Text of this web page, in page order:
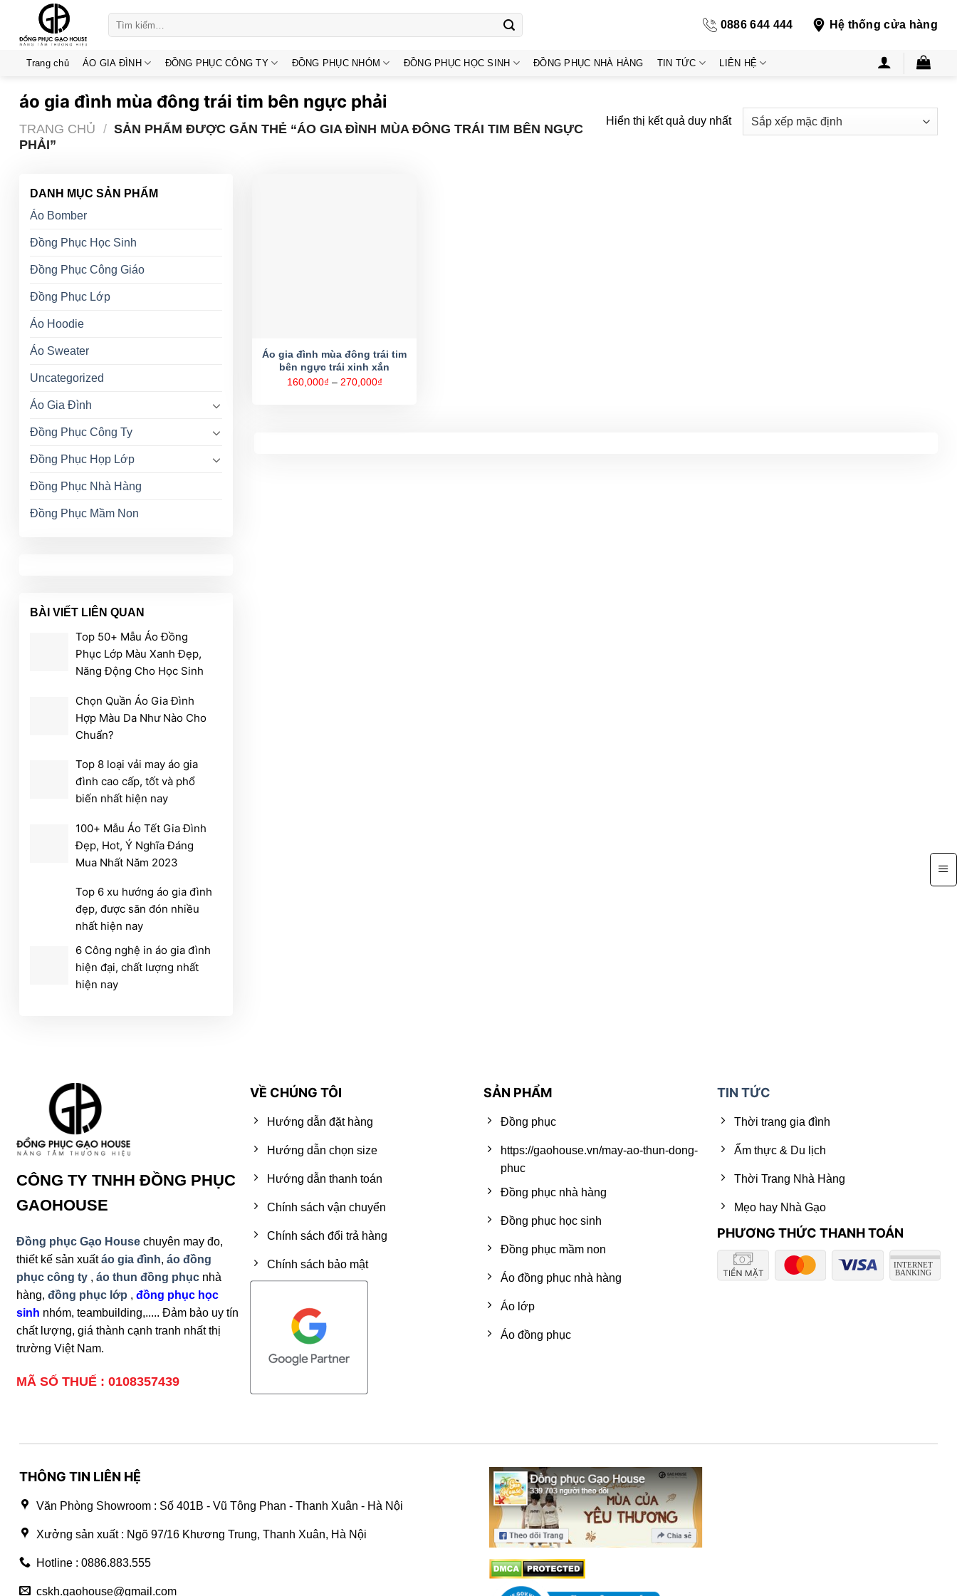
content
0886 644 444 Hệ thống cửa hàng
Trang chủ ÁO GIA ĐÌNH ĐỒNG PHỤC CÔNG TY ĐỒNG PHỤC NHÓM ĐỒNG PHỤC HỌC SINH ĐỒNG PHỤC NHÀ HÀNG TIN TỨC LIÊN HỆ
áo gia đình mùa đông trái tim bên ngực phải
TRANG CHỦ / SẢN PHẨM ĐƯỢC GẮN THẺ “ÁO GIA ĐÌNH MÙA ĐÔNG TRÁI TIM BÊN NGỰC
PHẢI”
Hiển thị kết quả duy nhất
DANH MỤC SẢN PHẨM
Áo Bomber
Đồng Phục Học Sinh
Đồng Phục Công Giáo
Đồng Phục Lớp
Áo Hoodie
Áo Sweater
Uncategorized
Áo Gia Đình
Đồng Phục Công Ty
Đồng Phục Họp Lớp
Đồng Phục Nhà Hàng
Đồng Phục Mầm Non
BÀI VIẾT LIÊN QUAN
Top 50+ Mẫu Áo Đồng
Phục Lớp Màu Xanh Đẹp,
Năng Động Cho Học Sinh
Chọn Quần Áo Gia Đình
Hợp Màu Da Như Nào Cho
Chuẩn?
Top 8 loại vải may áo gia
đình cao cấp, tốt và phổ
biến nhất hiện nay
100+ Mẫu Áo Tết Gia Đình
Đẹp, Hot, Ý Nghĩa Đáng
Mua Nhất Năm 2023
Top 6 xu hướng áo gia đình
đẹp, được săn đón nhiều
nhất hiện nay
6 Công nghệ in áo gia đình
hiện đại, chất lượng nhất
hiện nay
Áo gia đình mùa đông trái tim
bên ngực trái xinh xắn
160,000₫ – 270,000₫Khoảng
CÔNG TY TNHH ĐỒNG PHỤC
GAOHOUSE
Đồng phục Gạo Housechuyên may đo,
thiết kế sản xuấtáo gia đình, áo đồng
phục công ty, áo thun đồng phụcnhà
hàng, đồng phục lớp , đồng phục học
sinh nhóm, teambuilding,..... Đảm bảo uy tín
chất lượng, giá thành cạnh tranh nhất thị
trường Việt Nam.
MÃ SỐ THUẾ : 0108357439
VỀ CHÚNG TÔI
Hướng dẫn đặt hàng
Hướng dẫn chọn size
Hướng dẫn thanh toán
Chính sách vận chuyển
Chính sách đổi trả hàng
Chính sách bảo mật
SẢN PHẨM
Đồng phục
https://gaohouse.vn/may-ao-thun-dong-
phuc
Đồng phục nhà hàng
Đồng phục học sinh
Đồng phục mầm non
Áo đồng phục nhà hàng
Áo lớp
Áo đồng phục
TIN TỨC
Thời trang gia đình
Ẩm thực & Du lịch
Thời Trang Nhà Hàng
Mẹo hay Nhà Gạo
PHƯƠNG THỨC THANH TOÁN
THÔNG TIN LIÊN HỆ
Văn Phòng Showroom : Số 401B - Vũ Tông Phan - Thanh Xuân - Hà Nội
Xưởng sản xuất : Ngõ 97/16 Khương Trung, Thanh Xuân, Hà Nội
Hotline : 0886.883.555
cskh.gaohouse@gmail.com